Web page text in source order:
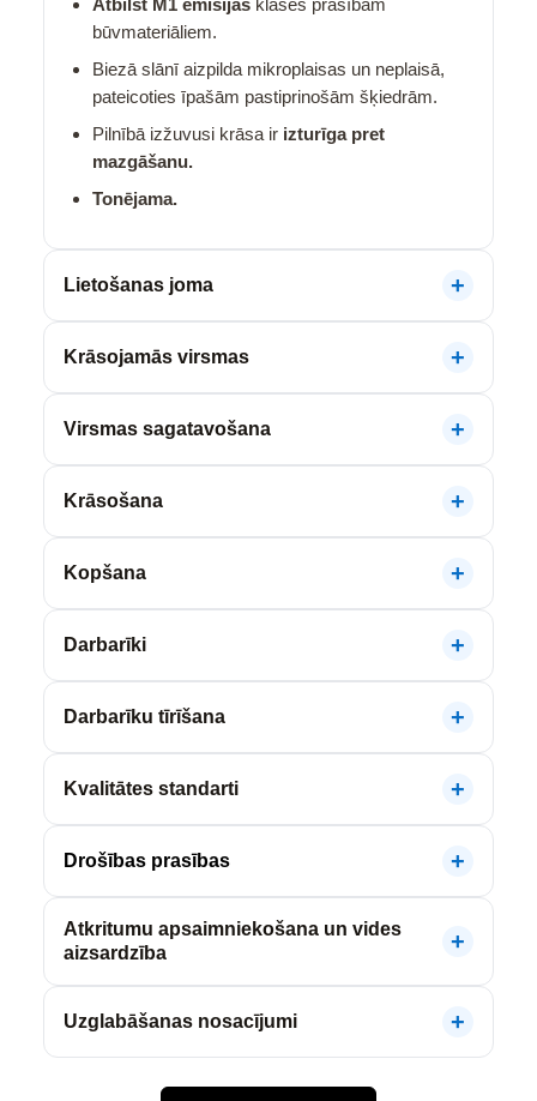
būvmateriāliem.
Biezā slānī aizpilda mikroplaisas un neplaisā,
pateicoties īpašām pastiprinošām šķiedrām.
Pilnībā izžuvusi krāsa ir izturīga pret
mazgāšanu.
Tonējama.
Lietošanas joma
Krāsojamās virsmas
Virsmas sagatavošana
Krāsošana
Kopšana
Darbarīki
Darbarīku tīrīšana
Kvalitātes standarti
Drošības prasības
Atkritumu apsaimniekošana un vides
aizsardzība
Uzglabāšanas nosacījumi